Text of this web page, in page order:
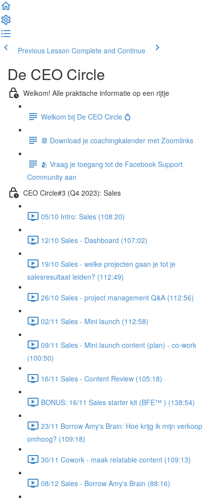
Previous Lesson Complete and Continue
De CEO Circle
Welkom! Alle praktische informatie op een rijtje
Welkom bij De CEO Circle 💍
📆 Download je coachingkalender met Zoomlinks
🫂 Vraag je toegang tot de Facebook Support
Community aan
CEO Circle#3 (Q4 2023): Sales
05/10 Intro: Sales (108:20)
12/10 Sales - Dashboard (107:02)
19/10 Sales - welke projecten gaan je tot je
salesresultaat leiden? (112:49)
26/10 Sales - project management Q&A (112:56)
02/11 Sales - Mini launch (112:58)
09/11 Sales - Mini launch content (plan) - co-work
(100:50)
16/11 Sales - Content Review (105:18)
BONUS: 16/11 Sales starter kit (BFE™ ) (138:54)
23/11 Borrow Amy's Brain: Hoe krijg ik mijn verkoop
omhoog? (109:18)
30/11 Cowork - maak relatable content (109:13)
08/12 Sales - Borrow Amy's Brain (88:16)